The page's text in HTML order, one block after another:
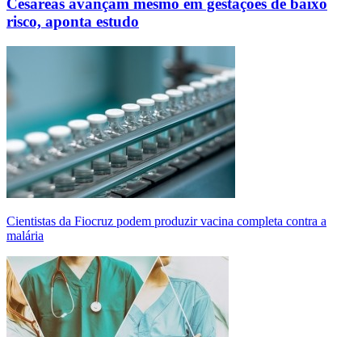
Cesáreas avançam mesmo em gestações de baixo
risco, aponta estudo
Cientistas da Fiocruz podem produzir vacina completa contra a
malária